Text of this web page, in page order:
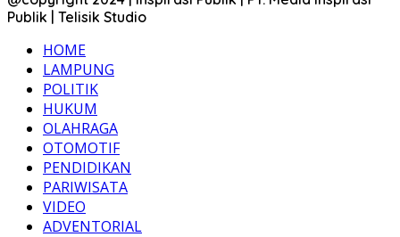
Publik | Telisik Studio
HOME
LAMPUNG
POLITIK
HUKUM
OLAHRAGA
OTOMOTIF
PENDIDIKAN
PARIWISATA
VIDEO
ADVENTORIAL